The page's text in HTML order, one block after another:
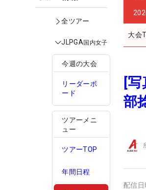
全ツアー
JLPGA国内女子
今週の大会
リーダーボ
ード
ツアーメニ
ュー
ツアーTOP
年間日程
大会
[
部
配信日